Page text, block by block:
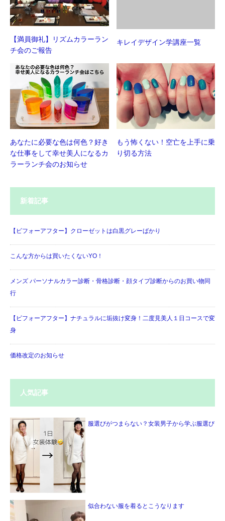
【満員御礼】リズムカラーラン
チ会のご報告
キレイデザイン学講座一覧
あなたに必要な色は何色？好き
な仕事をして幸せ美人になるカ
ラーランチ会のお知らせ
もう怖くない！空亡を上手に乗
り切る方法
新着記事
【ビフォーアフター】クローゼットは白黒グレーばかり
こんな方からは買いたくないYO！
メンズ パーソナルカラー診断・骨格診断・顔タイプ診断からのお買い物同
行
【ビフォーアフター】ナチュラルに垢抜け変身！二度見美人１日コースで変
身
価格改定のお知らせ
人気記事
服選びがつまらない？女装男子から学ぶ服選び
似合わない服を着るとこうなります